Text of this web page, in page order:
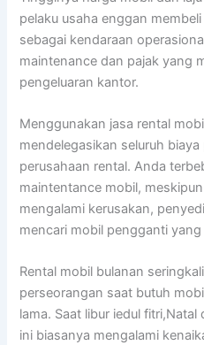
pelaku usaha enggan
sebagai kendaraan
maintenance dan pajak yang
pengeluaran kantor.
Menggunakan jasa rental
mendelegasikan seluruh
perusahaan rental. Anda
maintentance mobil,
mengalami kerusakan,
mencari mobil pengganti yang
Rental mobil bulanan
perseorangan saat butuh
lama. Saat libur iedul
ini biasanya mengalami